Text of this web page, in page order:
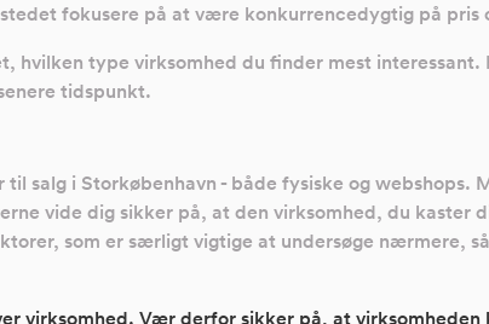
fokusere på at være konkurrencedygtig på pris
hvilken type virksomhed du finder mest
tidspunkt.
salg i Storkøbenhavn - både fysiske og webshops.
vide dig sikker på, at den virksomhed, du kaster
som er særligt vigtige at undersøge nærmere,
virksomhed. Vær derfor sikker på, at